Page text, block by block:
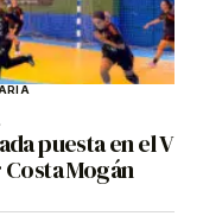
puesta en el V
Mogán